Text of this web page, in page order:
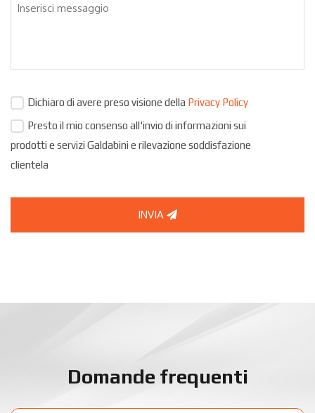
Dichiaro di avere preso visione della Privacy Policy
Presto il mio consenso all'invio di informazioni sui
prodotti e servizi Galdabini e rilevazione soddisfazione
clientela
INVIA
Domande frequenti